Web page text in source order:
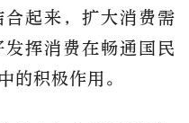
起来，扩大消费需
挥消费在畅通国民
的积极作用。